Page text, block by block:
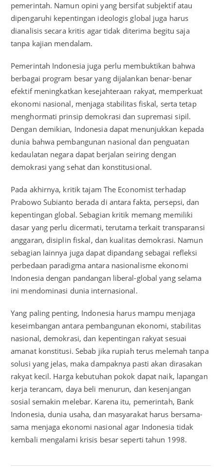
pemerintah. Namun opini yang bersifat subjektif atau
dipengaruhi kepentingan ideologis global juga harus
dianalisis secara kritis agar tidak diterima begitu saja
tanpa kajian mendalam.
Pemerintah Indonesia juga perlu membuktikan bahwa
berbagai program besar yang dijalankan benar-benar
efektif meningkatkan kesejahteraan rakyat, memperkuat
ekonomi nasional, menjaga stabilitas fiskal, serta tetap
menghormati prinsip demokrasi dan supremasi sipil.
Dengan demikian, Indonesia dapat menunjukkan kepada
dunia bahwa pembangunan nasional dan penguatan
kedaulatan negara dapat berjalan seiring dengan
demokrasi yang sehat dan konstitusional.
Pada akhirnya, kritik tajam The Economist terhadap
Prabowo Subianto berada di antara fakta, persepsi, dan
kepentingan global. Sebagian kritik memang memiliki
dasar yang perlu dicermati, terutama terkait transparansi
anggaran, disiplin fiskal, dan kualitas demokrasi. Namun
sebagian lainnya juga dapat dipandang sebagai refleksi
perbedaan paradigma antara nasionalisme ekonomi
Indonesia dengan pandangan liberal-global yang selama
ini mendominasi dunia internasional.
Yang paling penting, Indonesia harus mampu menjaga
keseimbangan antara pembangunan ekonomi, stabilitas
nasional, demokrasi, dan kepentingan rakyat sesuai
amanat konstitusi. Sebab jika rupiah terus melemah tanpa
solusi yang jelas, maka dampaknya pasti akan dirasakan
rakyat kecil. Harga kebutuhan pokok dapat naik, lapangan
kerja terancam, daya beli menurun, dan kesenjangan
sosial semakin melebar. Karena itu, pemerintah, Bank
Indonesia, dunia usaha, dan masyarakat harus bersama-
sama menjaga ekonomi nasional agar Indonesia tidak
kembali mengalami krisis besar seperti tahun 1998.